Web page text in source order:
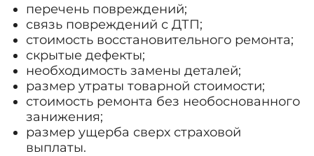
перечень повреждений;
связь повреждений с ДТП;
стоимость восстановительного ремонта;
скрытые дефекты;
необходимость замены деталей;
размер утраты товарной стоимости;
стоимость ремонта без необоснованного
занижения;
размер ущерба сверх страховой
выплаты.